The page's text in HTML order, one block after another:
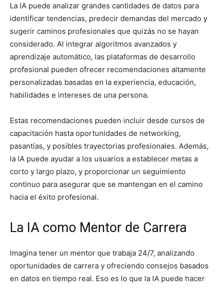
La IA puede analizar grandes cantidades de datos para
identificar tendencias, predecir demandas del mercado y
sugerir caminos profesionales que quizás no se hayan
considerado. Al integrar algoritmos avanzados y
aprendizaje automático, las plataformas de desarrollo
profesional pueden ofrecer recomendaciones altamente
personalizadas basadas en la experiencia, educación,
habilidades e intereses de una persona.
Estas recomendaciones pueden incluir desde cursos de
capacitación hasta oportunidades de networking,
pasantías, y posibles trayectorias profesionales. Además,
la IA puede ayudar a los usuarios a establecer metas a
corto y largo plazo, y proporcionar un seguimiento
continuo para asegurar que se mantengan en el camino
hacia el éxito profesional.
La IA como Mentor de Carrera
Imagina tener un mentor que trabaja 24/7, analizando
oportunidades de carrera y ofreciendo consejos basados
en datos en tiempo real. Eso es lo que la IA puede hacer